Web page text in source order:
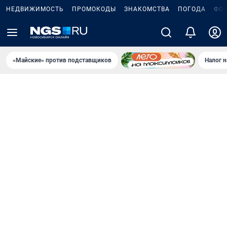
НЕДВИЖИМОСТЬ ПРОМОКОДЫ ЗНАКОМСТВА ПОГОДА
«Майские» против подставщиков Налог